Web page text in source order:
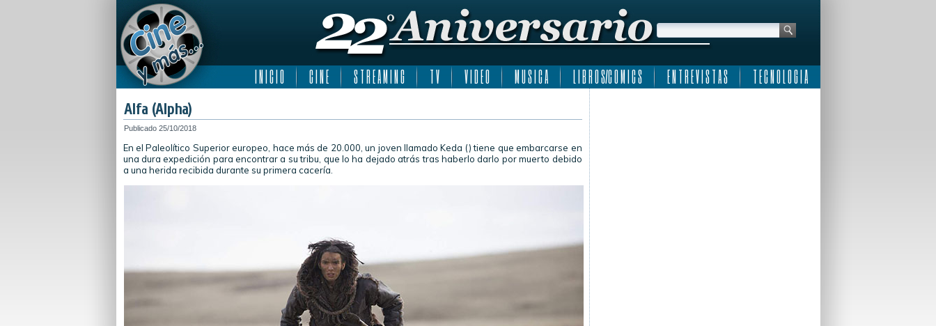
I N I C I O C I N E S T R E A M I N G T V V I D E O M U S I C A L I B R O S/C O M I C S E N T R E V I S T A S T E C N O L O G I A
Alfa (Alpha)
Publicado 25/10/2018
En el Paleolítico Superior europeo, hace más de 20.000, un joven llamado Keda () tiene que embarcarse en
una dura expedición para encontrar a su tribu, que lo ha dejado atrás tras haberlo darlo por muerto debido
a una herida recibida durante su primera cacería.